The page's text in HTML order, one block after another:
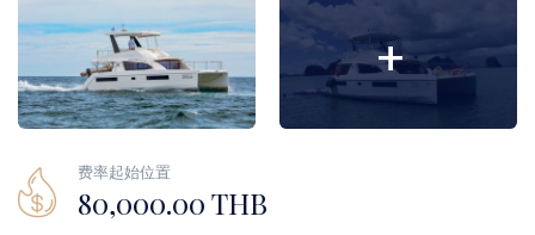
费率起始位置
80,000.00 THB